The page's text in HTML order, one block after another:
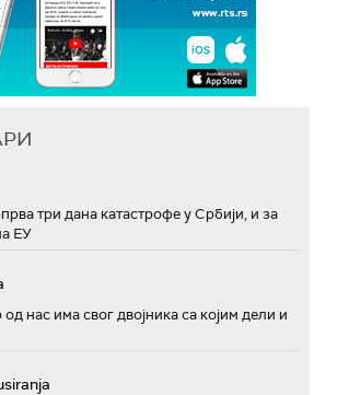
три дана катастрофе у Србији, и за
ЕУ
нас има свог двојника са којим дели и